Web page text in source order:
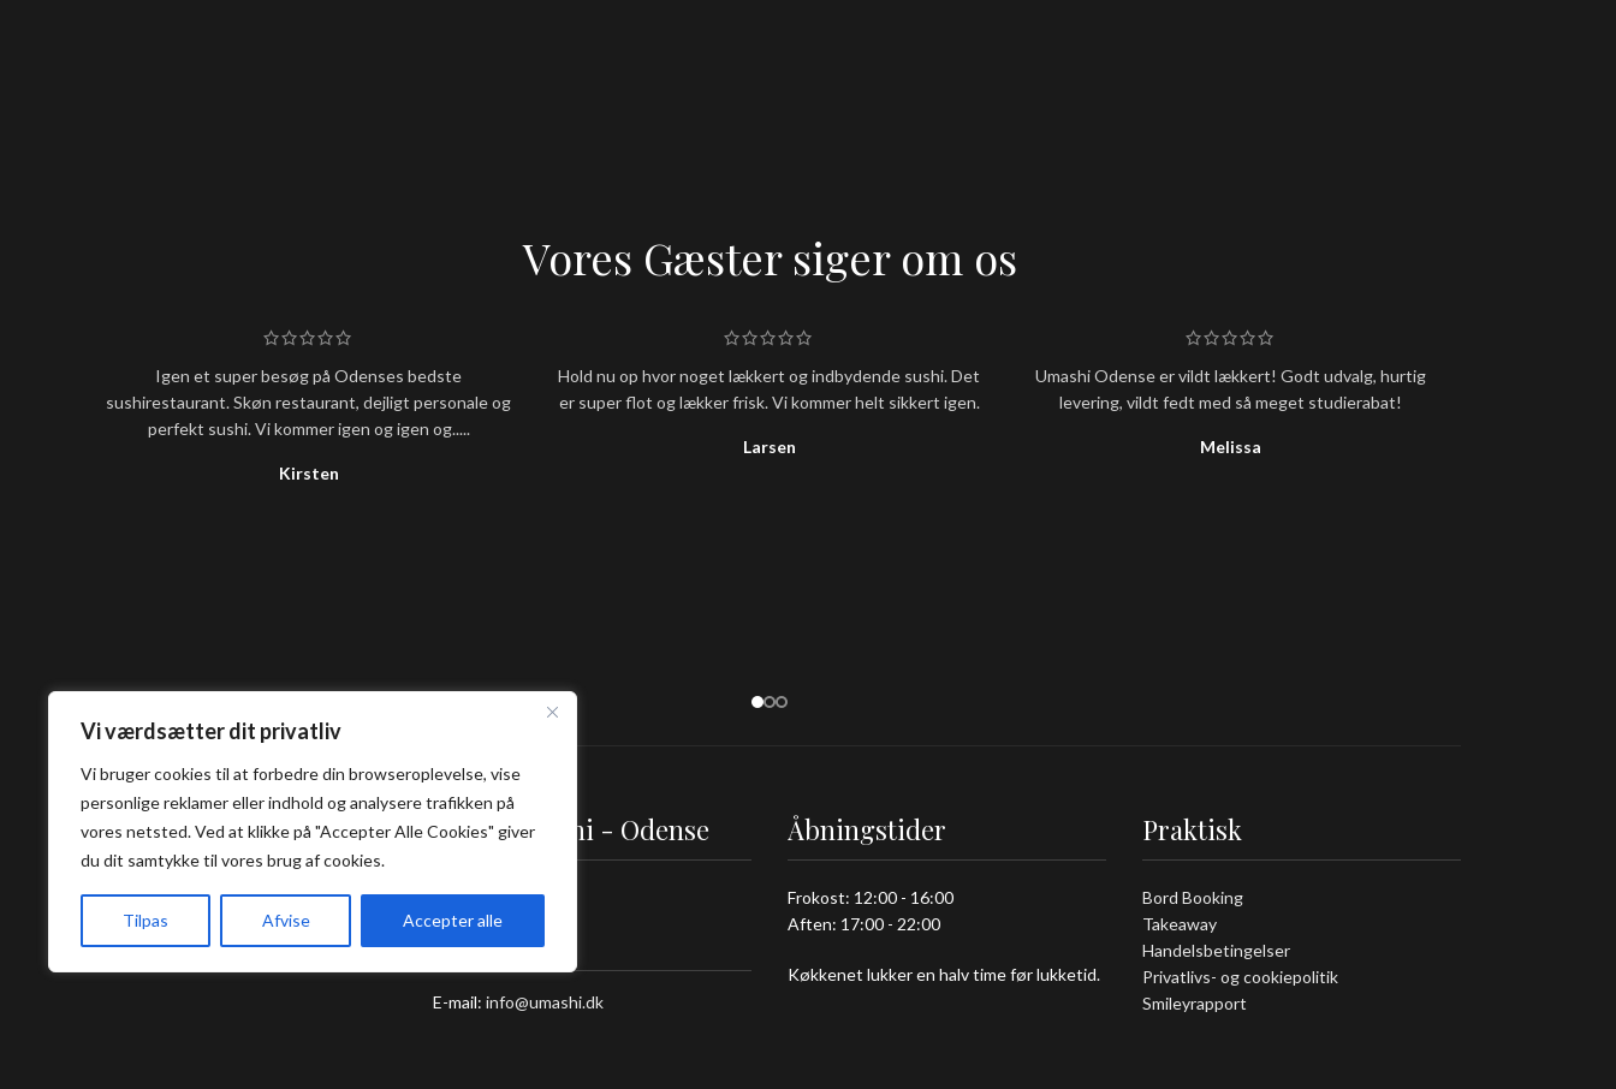
Vi værdsætter dit privatliv
Vi bruger cookies til at forbedre din browseroplevelse, vise
personlige reklamer eller indhold og analysere trafikken på
vores netsted. Ved at klikke på "Accepter Alle Cookies" giver
du dit samtykke til vores brug af cookies.
Tilpas Afvise Accepter alle
Vores Gæster siger om os
Igen et super besøg på Odenses bedste
sushirestaurant. Skøn restaurant, dejligt personale og
perfekt sushi. Vi kommer igen og igen og.....
Kirsten
Hold nu op hvor noget lækkert og indbydende sushi. Det
er super flot og lækker frisk. Vi kommer helt sikkert igen.
Larsen
Umashi Odense er vildt lækkert! Godt udvalg, hurtig
levering, vildt fedt med så meget studierabat!
Melissa
Umashi Sushi - Odense
Vestergade 92
5000, Odense C
E-mail: info@umashi.dk
Åbningstider
Frokost: 12:00 - 16:00
Aften: 17:00 - 22:00
Køkkenet lukker en halv time før lukketid.
Praktisk
Bord Booking
Takeaway
Handelsbetingelser
Privatlivs- og cookiepolitik
Smileyrapport